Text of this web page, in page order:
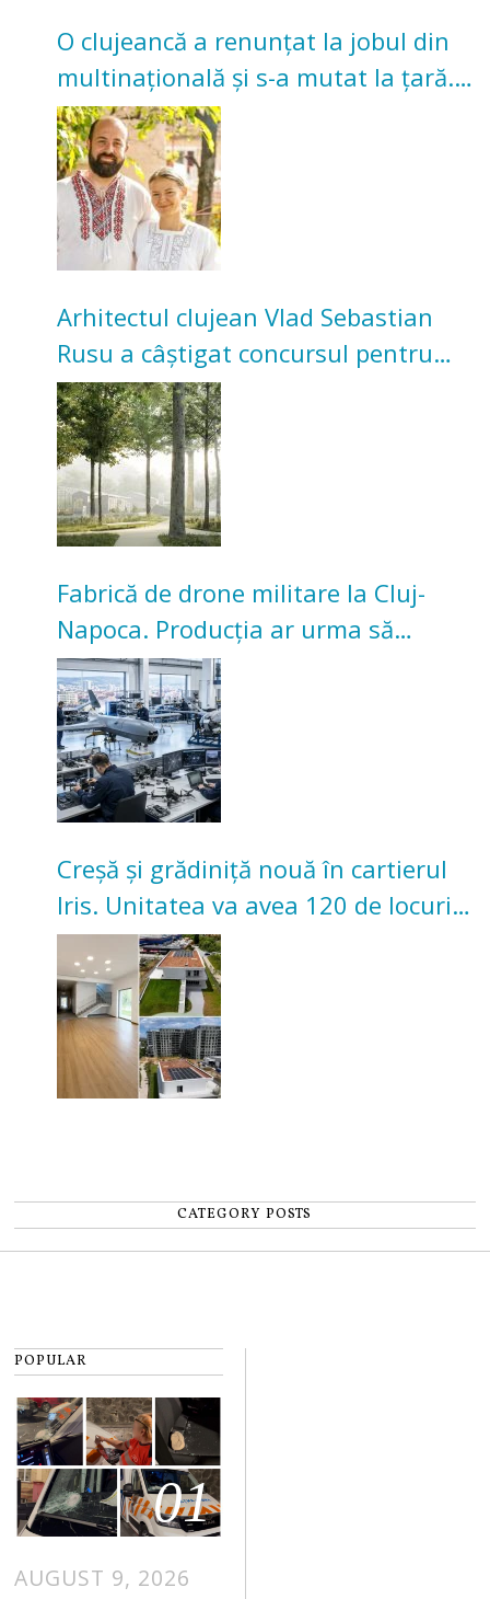
O clujeancă a renunțat la jobul din
multinațională și s-a mutat la țară.
Acum cultivă legume în grădina
bunicilor
Arhitectul clujean Vlad Sebastian
Rusu a câștigat concursul pentru
transformarea Grădinii Casei
Universitarilor
Fabrică de drone militare la Cluj-
Napoca. Producția ar urma să
înceapă în toamna acestui an
Creșă și grădiniță nouă în cartierul
Iris. Unitatea va avea 120 de locuri
pentru copii
CATEGORY POSTS
POPULAR
01
AUGUST 9, 2026